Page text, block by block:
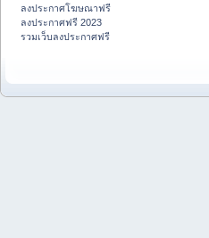
ลงประกาศโฆษณาฟรี
ลงประกาศฟรี 2023
รวมเว็บลงประกาศฟรี